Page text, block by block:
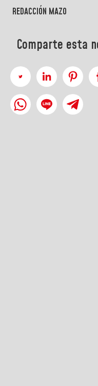
REDACCIÓN MAZO
Comparte esta